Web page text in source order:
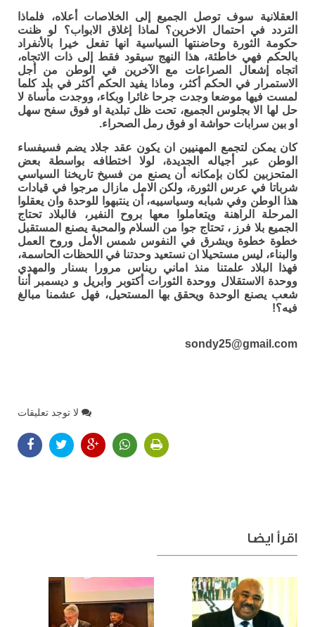
العقلانية سوف توصل الجميع إلى الخلاصات أعلاه، فلماذا
التردد في احتمال الاخرين؟ لماذا إغلاق الابواب؟ لو ظنت
حكومة الثورة وحاضنتها السياسية انها تفعل خيرا بالأنفراد
بالحكم فهي خاطئة، هذا النهج سيقود فقط إلى ذات الاتجاه،
اتجاه إشعال الصراعات مع الآخرين في الوطن من أجل
الاستمرار في الحكم أكثر، وماذا يفيد الحكم أكثر في بلد كلما
لمست فيها موضعا وجدت جرحا غائرا وبكاء، ووجدت مأساة لا
حل لها الا بجلوس الجميع، تحت ظل تبلدية او فوق سفح سهل
او بين سرابات حواشة او فوق رمل الصحراء.
كان يمكن لتجمع المهنيين ان يكون عقد جلاد يضم فسيفساء
الوطن عبر أجياله الجديدة، لولا اختطافه بواسطة بعض
المتحزبين لكان بإمكانه أن يصنع من فسيخ تاريخنا السياسي
شرباتا في عرس الثورة، ولكن الامل مازال مرجوا في قيادات
هذا الوطن وفي شبابه وسياسييه، أن ينتبهوا للوحدة وان يعقلوا
المرحلة الراهنة ويتعاملوا معها بروح النفير، فالبلاد تحتاج
الجميع بلا فرز ، تحتاج جوا من السلام والمحبة يصنع المستقبل
خطوة خطوة ويشرق في النفوس شمس الأمل وروح العمل
والبناء، ليس مستحيلا ان نستعيد وحدتنا في اللحظات الحاسمة،
فهذا البلاد علمتنا منذ اماني ريناس مرورا بسنار والمهدي
ووحدة الاستقلال ووحدة الثورات أكتوبر وابريل و ديسمبر أننا
شعب يصنع الوحدة ويحقق بها المستحيل، فهل عشمنا مبالغ
فيه؟!
sondy25@gmail.com
لا توجد تعليقات
اقرأ ايضا